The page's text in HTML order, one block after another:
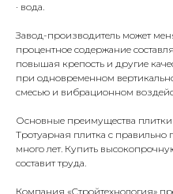
· вода.
Завод-производитель может
процентное содержание
повышая крепость и другие
при одновременном
смесью и вибрационном
Основные преимущества плитки
Тротуарная плитка с
много лет. Купить
составит труда.
Компания «Стройтехнология»